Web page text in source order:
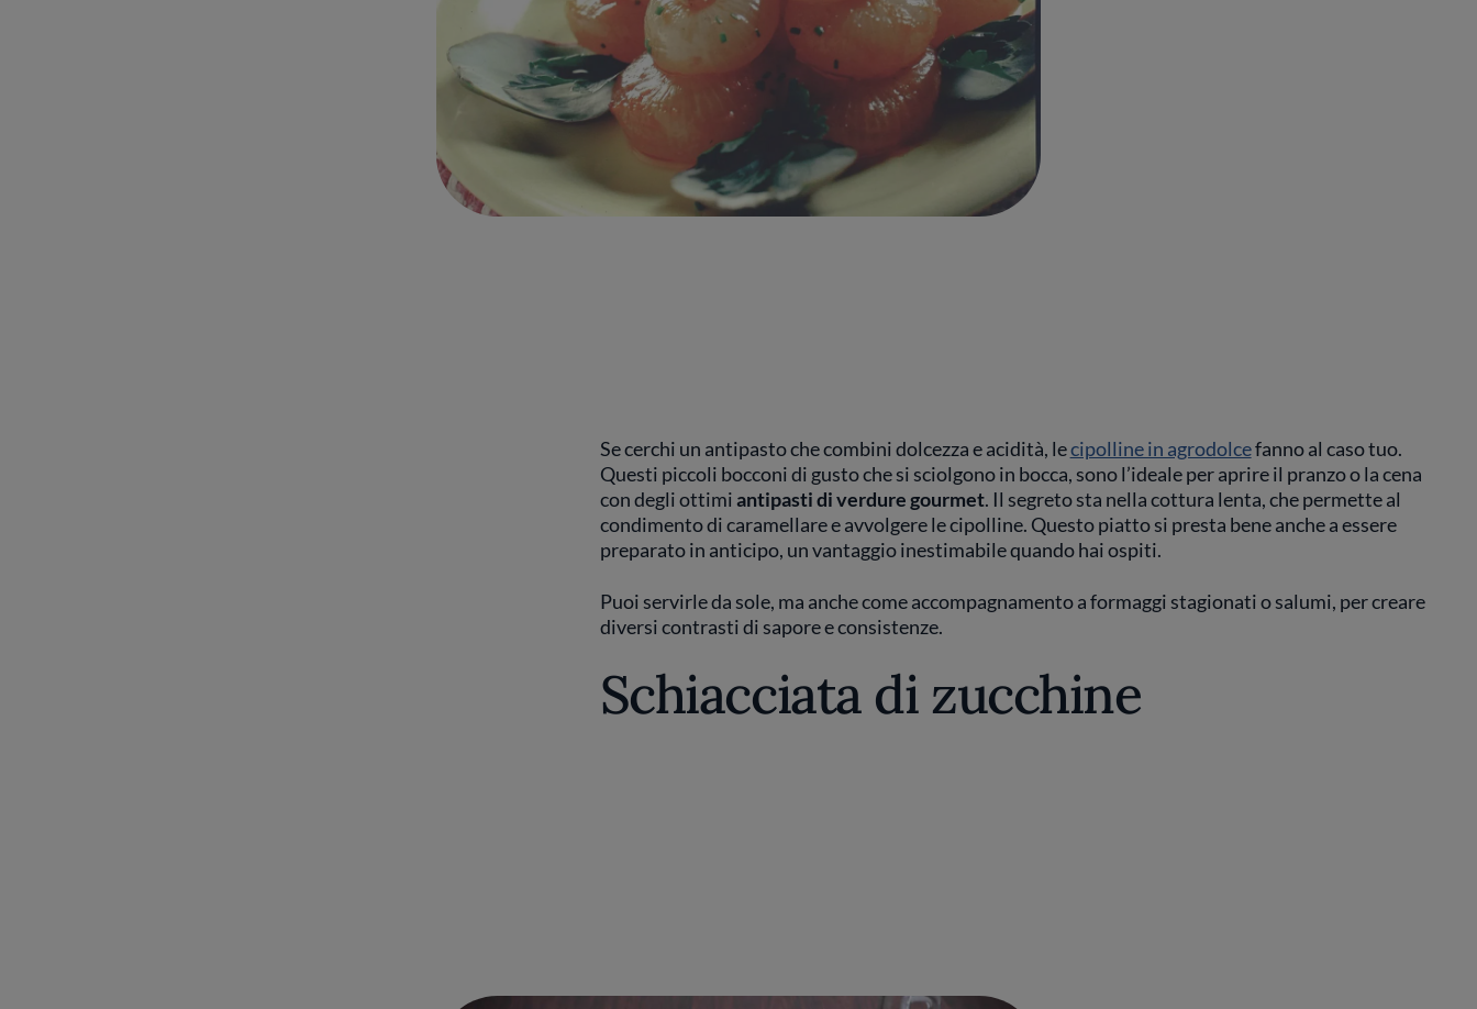
Se cerchi un antipasto che combini dolcezza e acidità, lecipolline in agrodolcefanno al caso tuo.
Questi piccoli bocconi di gusto che si sciolgono in bocca, sono l’ideale per aprire il pranzo o la cena
con degli ottimiantipasti di verdure gourmet. Il segreto sta nella cottura lenta, che permette al
condimento di caramellare e avvolgere le cipolline. Questo piatto si presta bene anche a essere
preparato in anticipo, un vantaggio inestimabile quando hai ospiti.
Puoi servirle da sole, ma anche come accompagnamento a formaggi stagionati o salumi, per creare
diversi contrasti di sapore e consistenze.
Schiacciata di zucchine